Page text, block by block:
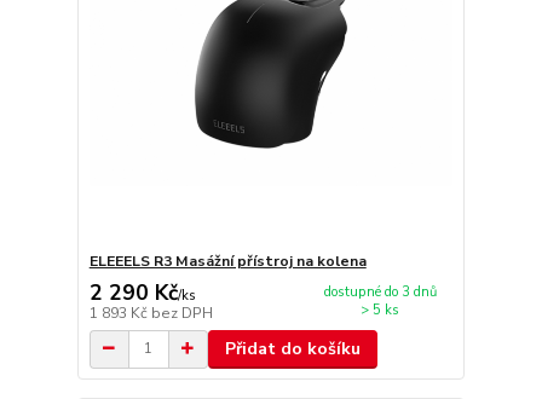
ELEEELS R3 Masážní přístroj na kolena
2 290 Kč/ks
1 893 Kč bez DPH
dostupné do 3 dnů
> 5 ks
Přidat do košíku